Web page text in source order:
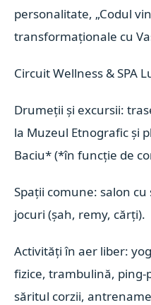
personalitate, „Codul
transformaționale cu
Circuit Wellness & SPA
Drumeții și excursii:
la Muzeul Etnografic și
Baciu* (*în funcție de
Spații comune: salon
jocuri (șah, remy, cărți).
Activități în aer liber:
fizice, trambulină, ping-
săritul corzii,